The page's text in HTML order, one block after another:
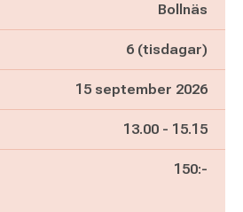
Bollnäs
6 (tisdagar)
15 september 2026
Pågår mellan
13.00 - och
15.15
150:-